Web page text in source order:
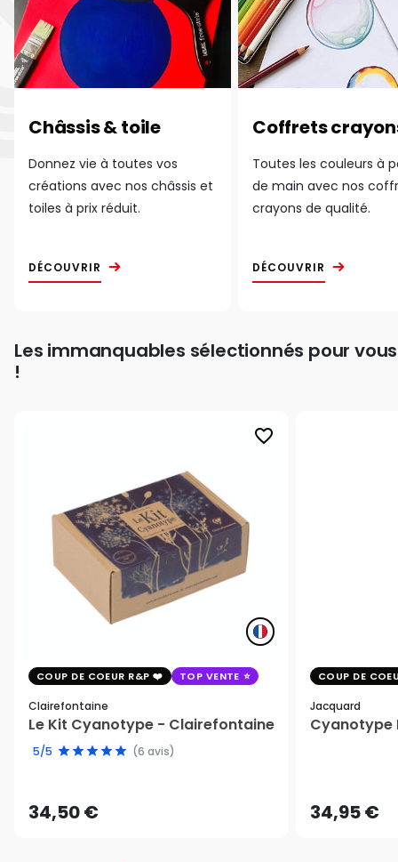
Châssis & toile
Donnez vie à toutes vos
créations avec nos châssis et
toiles à prix réduit.
DÉCOUVRIR
Coffrets
Toutes les couleurs à
de main avec nos
crayons de qualité.
DÉCOUVRIR
Les immanquables sélectionnés pour vous
!
favorite_border
COUP DE COEUR R&P TOP VENTE
Clairefontaine
Le Kit Cyanotype - Clairefontaine
5/5 (6 avis)
34,50 €
COUP DE
Jacquard
Cyanotype
34,95 €